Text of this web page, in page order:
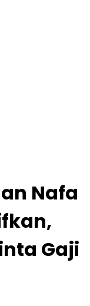
Nafa
Gaji